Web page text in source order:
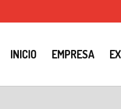
INICIO EMPRESA